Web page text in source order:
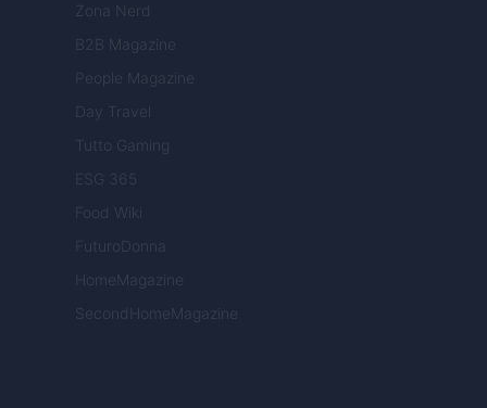
Zona Nerd
B2B Magazine
People Magazine
Day Travel
Tutto Gaming
ESG 365
Food Wiki
FuturoDonna
HomeMagazine
SecondHomeMagazine